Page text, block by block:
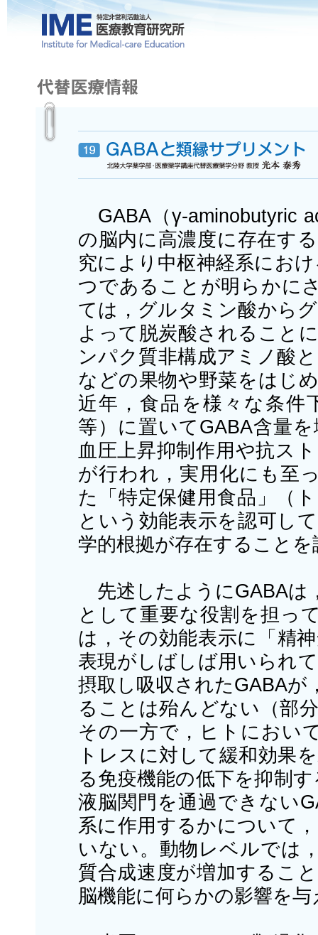
GABA（γ-aminobutyric
の脳内に高濃度に存在す
究により中枢神経系にお
つであることが明らかに
ては，グルタミン酸から
よって脱炭酸されること
ンパク質非構成アミノ酸
などの果物や野菜をはじ
近年，食品を様々な条件
等）に置いてGABA含量
血圧上昇抑制作用や抗ス
が行われ，実用化にも至
た「特定保健用食品」（
という効能表示を認可し
学的根拠が存在すること
先述したようにGABAは
として重要な役割を担っ
は，その効能表示に「精
表現がしばしば用いられ
摂取し吸収されたGABAが
ることは殆んどない（部
その一方で，ヒトにおい
トレスに対して緩和効果
る免疫機能の低下を抑制
液脳関門を通過できない
系に作用するかについて
いない。動物レベルでは
質合成速度が増加するこ
脳機能に何らかの影響を